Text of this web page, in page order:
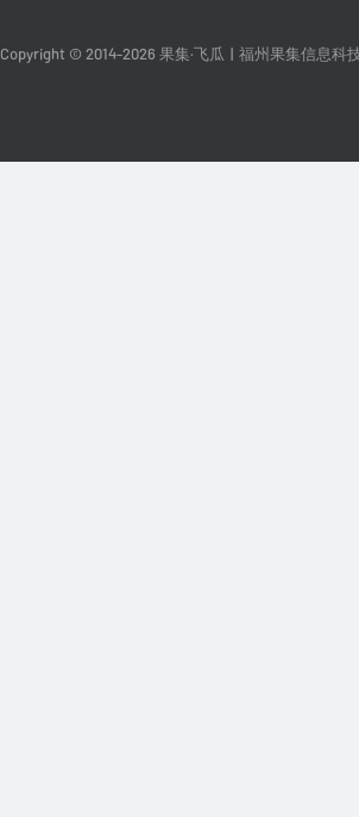
Copyright © 2014-2026 果集·飞瓜 福州果集信息科